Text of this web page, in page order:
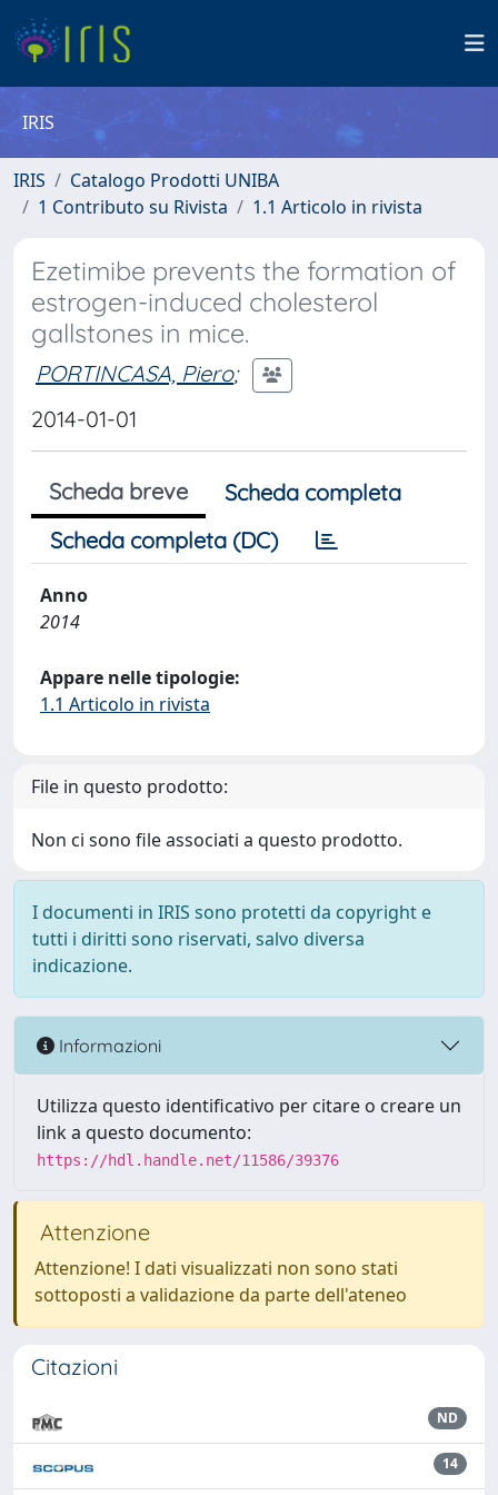
IRIS
IRIS
Catalogo Prodotti UNIBA
1 Contributo su Rivista
1.1 Articolo in rivista
Ezetimibe prevents the formation of
estrogen-induced cholesterol
gallstones in mice.
PORTINCASA, Piero;
2014-01-01
Scheda breve
Scheda completa
Scheda completa (DC)
Anno
2014
Appare nelle tipologie:
1.1 Articolo in rivista
File in questo prodotto:
Non ci sono file associati a questo prodotto.
I documenti in IRIS sono protetti da copyright e
tutti i diritti sono riservati, salvo diversa
indicazione.
Informazioni
Utilizza questo identificativo per citare o creare un
link a questo documento:
https://hdl.handle.net/11586/39376
Attenzione
Attenzione! I dati visualizzati non sono stati
sottoposti a validazione da parte dell'ateneo
Citazioni
ND
14